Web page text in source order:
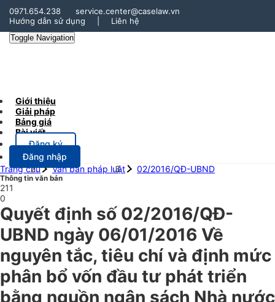
0971.654.238
service.center@caselaw.vn
Hướng dẫn sử dụng
Liên hệ
Toggle Navigation
Giới thiệu
Giải pháp
Bảng giá
Bài viết
Đăng ký
Đăng nhập
Trang chủ
Văn bản pháp luật 02/2016/QĐ-UBND
Thông tin văn bản
211
0
Quyết định số 02/2016/QĐ-
UBND ngày 06/01/2016 Về
nguyên tắc, tiêu chí và định mức
phân bổ vốn đầu tư phát triển
bằng nguồn ngân sách Nhà nước